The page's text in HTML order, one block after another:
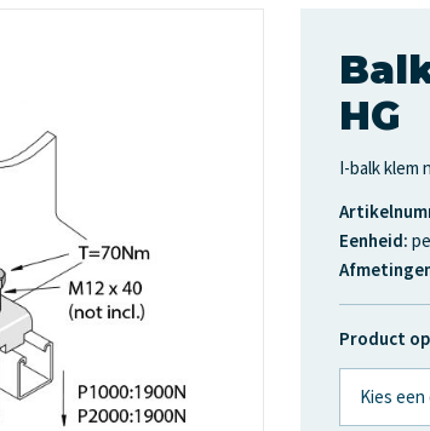
HG
I-balk klem
Eenheid:
Product